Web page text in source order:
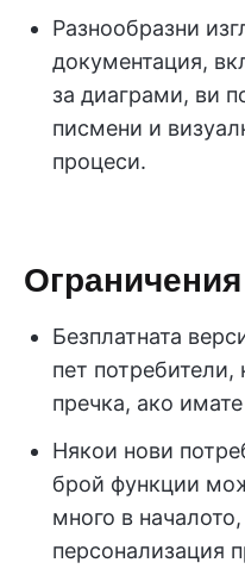
Разнообразни
документация,
за диаграми, ви
писмени и
процеси.
Безплатната
пет
пречка, ако
Някои нови
брой функции
много в
персонализация